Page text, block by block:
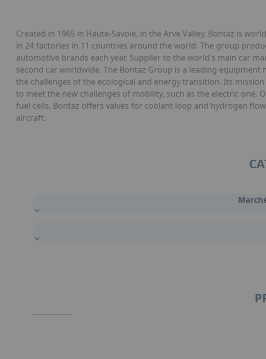
Created in 1965 in Haute-Savoie, in the Arve Valley, Bontaz is
in 24 factories in 11 countries around the world. The group
automotive brands each year. Supplier to the world's main car
second car worldwide. The Bontaz Group is a leading
the challenges of the ecological and energy transition. Its
to meet the new challenges of mobility, such as the electric one.
fuel cells, Bontaz offers valves for coolant loop and hydrogen
aircraft.